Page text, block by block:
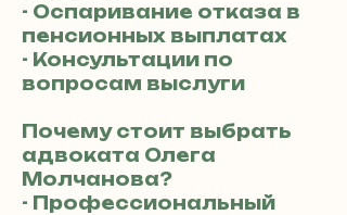
- Оспаривание отказа в
пенсионных выплатах
- Консультации по
вопросам выслуги
Почему стоит выбрать
адвоката Олега
Молчанова?
- Профессиональный